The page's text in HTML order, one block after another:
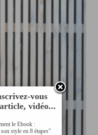
vous
vidéo...
le Ebook :
style en 8 étapes"